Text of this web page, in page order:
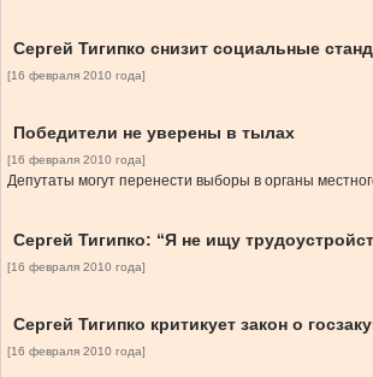
Сергей Тигипко снизит социальные
[16 февраля 2010 года]
Победители не уверены в тылах
[16 февраля 2010 года]
Депутаты могут перенести выборы в органы
Сергей Тигипко: “Я не ищу
[16 февраля 2010 года]
Сергей Тигипко критикует закон о
[16 февраля 2010 года]